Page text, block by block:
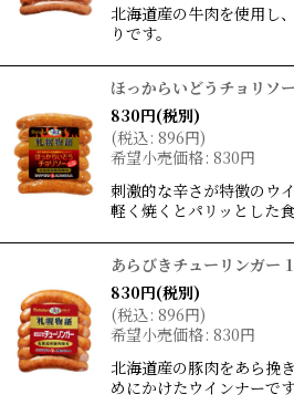
北海道産の牛肉を使用し
りです。
ほっからいどうチョリソ
830円(税別)
(税込: 896円)
希望小売価格: 830円
刺激的な辛さが特徴のウ
軽く焼くとパリッとした
あらびきチューリンガー
830円(税別)
(税込: 896円)
希望小売価格: 830円
北海道産の豚肉をあら挽
めにかけたウインナーで